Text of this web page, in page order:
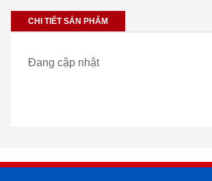
CHI TIẾT SẢN PHẨM
Đang cập nhật